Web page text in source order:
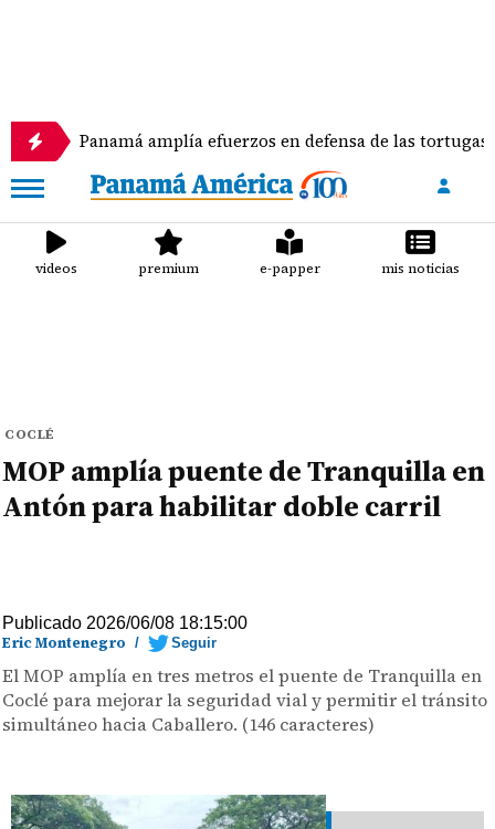
amplía efuerzos en defensa de las tortugas marinas
videos premium e-papper mis noticias
COCLÉ
MOP amplía puente de Tranquilla en
Antón para habilitar doble carril
Publicado 2026/06/08 18:15:00
Eric Montenegro / Seguir
El MOP amplía en tres metros el puente de Tranquilla en
Coclé para mejorar la seguridad vial y permitir el tránsito
simultáneo hacia Caballero. (146 caracteres)